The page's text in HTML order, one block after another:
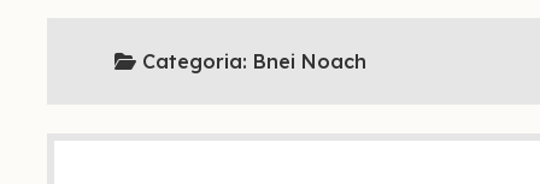
Categoria: Bnei Noach